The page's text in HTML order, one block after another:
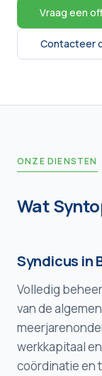
Vraag een
Contacteer
ONZE DIENSTEN
Wat
Syndicus in
Volledig
van de
werkkapitaal
coördinatie en